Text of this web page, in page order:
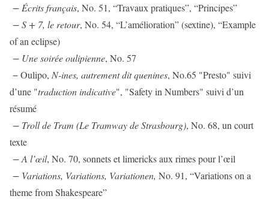
− Écrits français, No. 51, “Travaux pratiques”, “Principes”
− S + 7, le retour, No. 54, “L’amélioration” (sextine), “Example
of an eclipse)
− Une soirée oulipienne, No. 57
− Oulipo, N-ines, autrement dit quenines, No.65 "Presto" suivi
d’une "traduction indicative", "Safety in Numbers" suivi d’un
résumé
− Troll de Tram (Le Tramway de Strasbourg), No. 68, un court
texte
− A l’œil, No. 70, sonnets et limericks aux rimes pour l’œil
− Variations, Variations, Variationen, No. 91, “Variations on a
theme from Shakespeare”